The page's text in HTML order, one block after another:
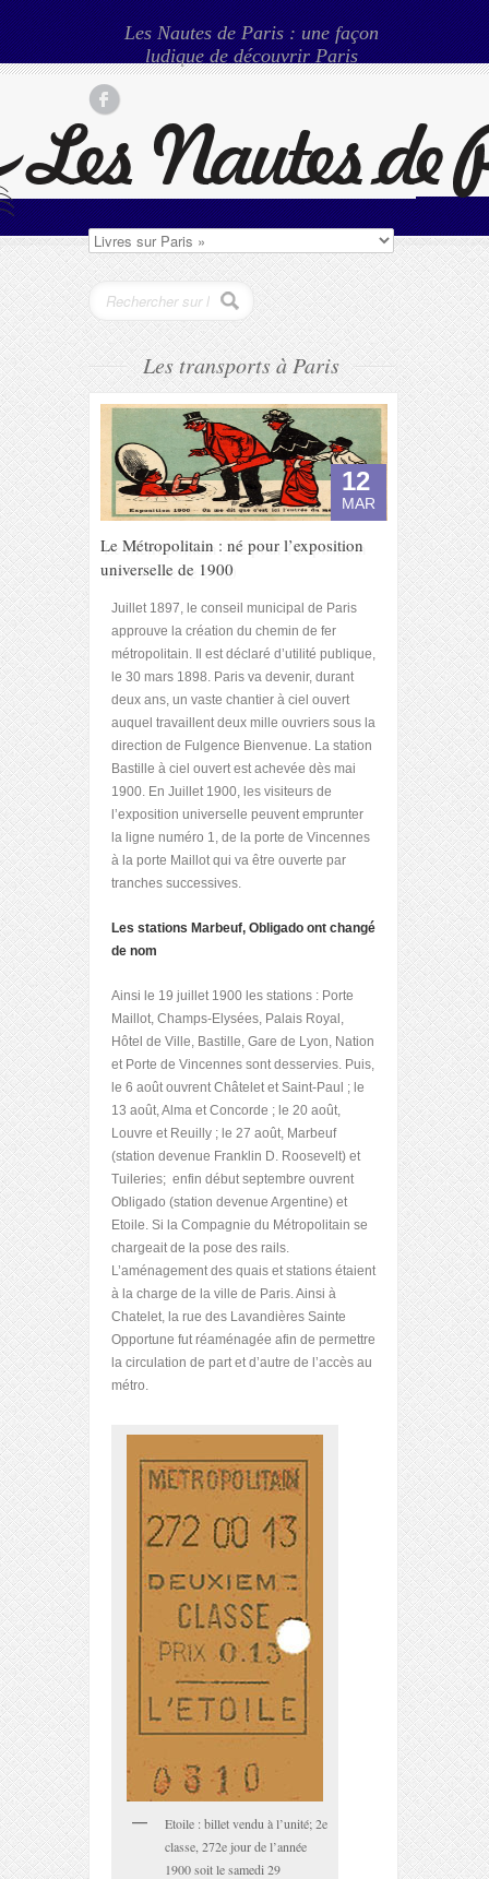
Les Nautes de Paris : une façon
ludique de découvrir Paris
Les transports à Paris
12
MAR
Le Métropolitain : né pour l’exposition
universelle de 1900
Juillet 1897, le conseil municipal de Paris
approuve la création du chemin de fer
métropolitain. Il est déclaré d’utilité publique,
le 30 mars 1898. Paris va devenir, durant
deux ans, un vaste chantier à ciel ouvert
auquel travaillent deux mille ouvriers sous la
direction de Fulgence Bienvenue. La station
Bastille à ciel ouvert est achevée dès mai
1900. En Juillet 1900, les visiteurs de
l’exposition universelle peuvent emprunter
la ligne numéro 1, de la porte de Vincennes
à la porte Maillot qui va être ouverte par
tranches successives.
Les stations Marbeuf, Obligado ont changé
de nom
Ainsi le 19 juillet 1900 les stations : Porte
Maillot, Champs-Elysées, Palais Royal,
Hôtel de Ville, Bastille, Gare de Lyon, Nation
et Porte de Vincennes sont desservies. Puis,
le 6 août ouvrent Châtelet et Saint-Paul ; le
13 août, Alma et Concorde ; le 20 août,
Louvre et Reuilly ; le 27 août, Marbeuf
(station devenue Franklin D. Roosevelt) et
Tuileries; enfin début septembre ouvrent
Obligado (station devenue Argentine) et
Etoile. Si la Compagnie du Métropolitain se
chargeait de la pose des rails.
L’aménagement des quais et stations étaient
à la charge de la ville de Paris. Ainsi à
Chatelet, la rue des Lavandières Sainte
Opportune fut réaménagée afin de permettre
la circulation de part et d’autre de l’accès au
métro.
Etoile : billet vendu à l’unité; 2e
classe, 272e jour de l’année
1900 soit le samedi 29